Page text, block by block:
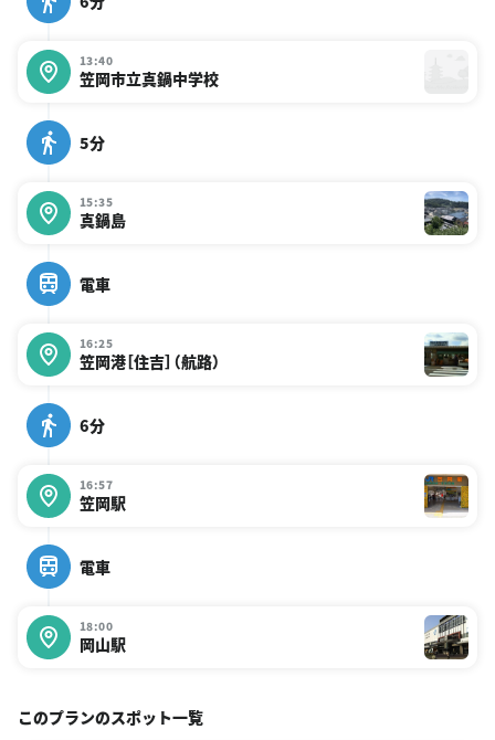
13:40
笠岡市立真鍋中学校
5分
15:35
真鍋島
電車
16:25
笠岡港［住吉］（航路）
6分
16:57
笠岡駅
電車
18:00
岡山駅
このプランのスポット一覧